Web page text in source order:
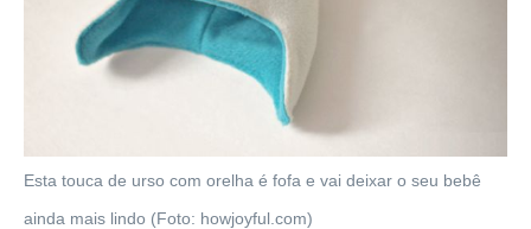
Esta touca de urso com orelha é fofa e vai deixar o seu bebê
ainda mais lindo (Foto: howjoyful.com)